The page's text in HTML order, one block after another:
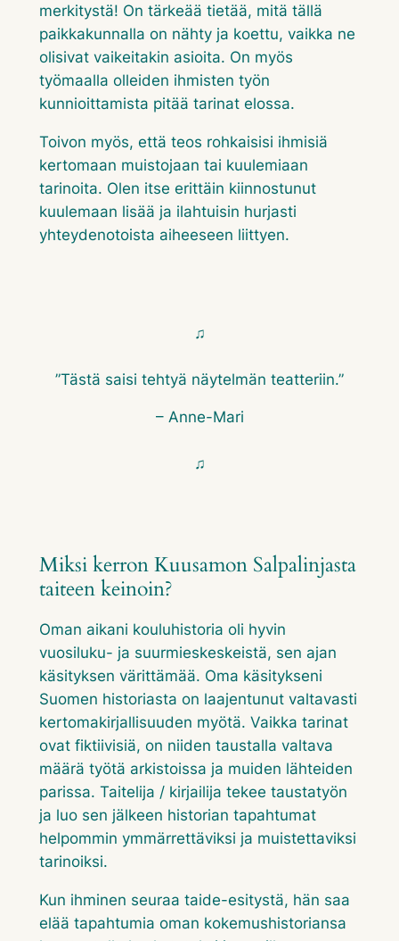
merkitystä! On tärkeää tietää, mitä tällä
paikkakunnalla on nähty ja koettu, vaikka ne
olisivat vaikeitakin asioita. On myös
työmaalla olleiden ihmisten työn
kunnioittamista pitää tarinat elossa.
Toivon myös, että teos rohkaisisi ihmisiä
kertomaan muistojaan tai kuulemiaan
tarinoita. Olen itse erittäin kiinnostunut
kuulemaan lisää ja ilahtuisin hurjasti
yhteydenotoista aiheeseen liittyen.
♫
”Tästä saisi tehtyä näytelmän teatteriin.”
– Anne-Mari
♫
Miksi kerron Kuusamon Salpalinjasta
taiteen keinoin?
Oman aikani kouluhistoria oli hyvin
vuosiluku- ja suurmieskeskeistä, sen ajan
käsityksen värittämää. Oma käsitykseni
Suomen historiasta on laajentunut valtavasti
kertomakirjallisuuden myötä. Vaikka tarinat
ovat fiktiivisiä, on niiden taustalla valtava
määrä työtä arkistoissa ja muiden lähteiden
parissa. Taitelija / kirjailija tekee taustatyön
ja luo sen jälkeen historian tapahtumat
helpommin ymmärrettäviksi ja muistettaviksi
tarinoiksi.
Kun ihminen seuraa taide-esitystä, hän saa
elää tapahtumia oman kokemushistoriansa